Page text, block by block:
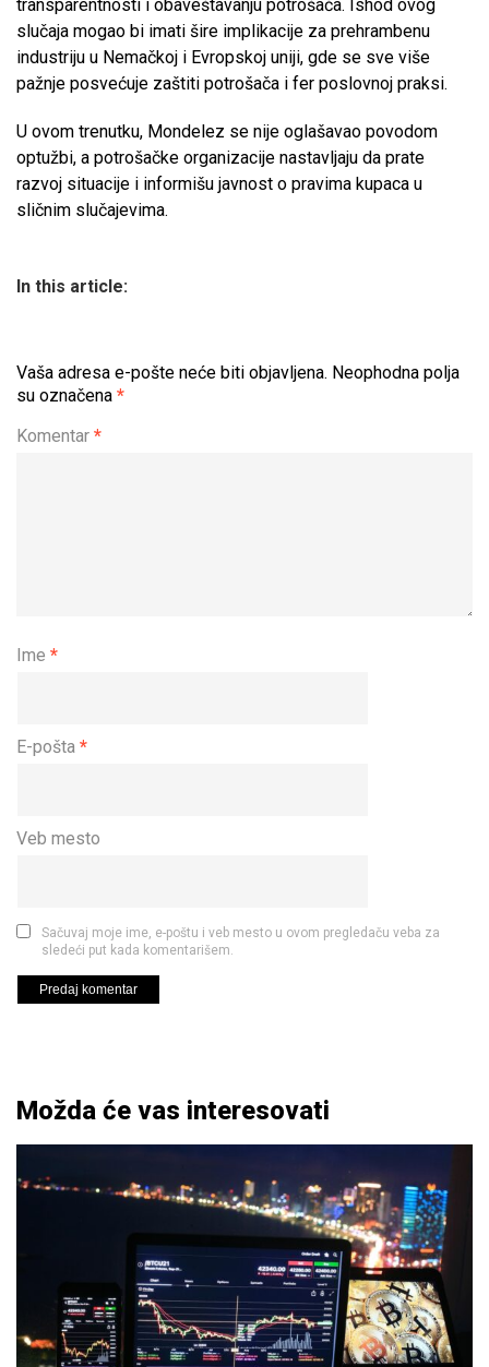
transparentnosti i obaveštavanju potrošača. Ishod ovog
slučaja mogao bi imati šire implikacije za prehrambenu
industriju u Nemačkoj i Evropskoj uniji, gde se sve više
pažnje posvećuje zaštiti potrošača i fer poslovnoj praksi.
U ovom trenutku, Mondelez se nije oglašavao povodom
optužbi, a potrošačke organizacije nastavljaju da prate
razvoj situacije i informišu javnost o pravima kupaca u
sličnim slučajevima.
In this article:
Vaša adresa e-pošte neće biti objavljena. Neophodna polja
su označena *
Komentar *
Ime *
E-pošta *
Veb mesto
Sačuvaj moje ime, e-poštu i veb mesto u ovom pregledaču veba za
sledeći put kada komentarišem.
Možda će vas interesovati